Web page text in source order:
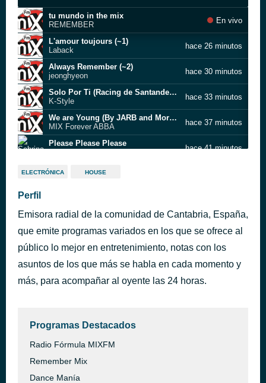
tu mundo in the mix
REMEMBER
En vivo
L'amour toujours (~1)
Laback
hace 26 minutos
Always Remember (~2)
jeonghyeon
hace 30 minutos
Solo Por Ti (Racing de Santander~3)
K-Style
hace 33 minutos
We are Young (By JARB and Morgan Rosxan~1)
MIX Forever ABBA
hace 37 minutos
Please Please Please
hace 41 minutos
Alone (DallasK Remix~2)
Kim Petras
Te Duele
Gente De Zona
hace 57 minutos
ELECTRÓNICA HOUSE
Perfil
Emisora radial de la comunidad de Cantabria, España,
que emite programas variados en los que se ofrece al
público lo mejor en entretenimiento, notas con los
asuntos de los que más se habla en cada momento y
más, para acompañar al oyente las 24 horas.
Programas Destacados
Radio Fórmula MIXFM
Remember Mix
Dance Manía